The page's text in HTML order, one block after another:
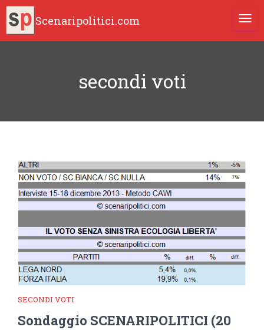
Scenaripolitici.com
secondi voti
SECONDI VOTI
Sondaggio SCENARIPOLITICI (20